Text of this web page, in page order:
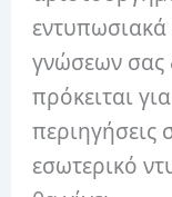
εντυπωσιακά
γνώσεων σας
πρόκειται
περιηγήσεις
εσωτερικό